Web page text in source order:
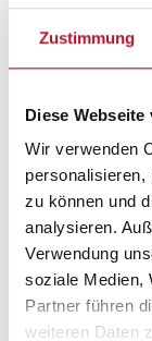
Zustimmung
Diese
Wir verwenden
personalisieren,
zu können und
analysieren.
Verwendung
soziale Medien,
Partner führen
weiteren Daten
Lindert
bei
Flexibel in
Bauch, Füße
Körpergröße
Praktisch
jederzeit und